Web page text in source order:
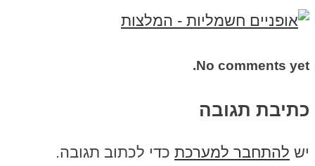
No comments yet.
כתיבת תגובה
יש להתחבר למערכת כדי לכתוב תגובה.